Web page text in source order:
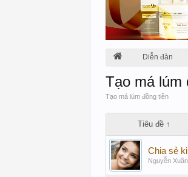
Diễn đàn
Tạo má lúm
Tạo má lúm đồng tiền
Tiêu đề ↑
Chia sẻ
Nguyễn